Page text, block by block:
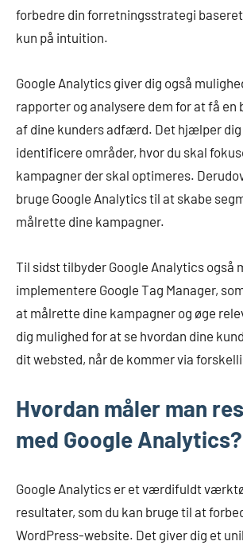
forbedre din forretningsstrategi
kun på intuition.
Google Analytics giver dig også
rapporter og analysere dem for at få en
af dine kunders adfærd. Det hjælper dig
identificere områder, hvor du skal
kampagner der skal optimeres.
bruge Google Analytics til at skabe
målrette dine kampagner.
Til sidst tilbyder Google Analytics også
implementere Google Tag Manager,
at målrette dine kampagner og øge
dig mulighed for at se hvordan dine
dit websted, når de kommer via
Hvordan måler man
med Google Analytics?
Google Analytics er et værdifuldt
resultater, som du kan bruge til at
WordPress-website. Det giver dig et